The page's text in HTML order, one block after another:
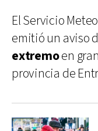
El Servicio
emitió un aviso
extremoen
provincia de